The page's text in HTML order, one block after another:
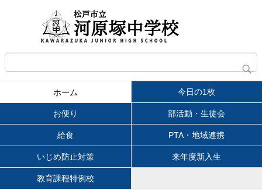
ホーム 今日の1枚
お便り 部活動・生徒会
給食 PTA・地域連携
いじめ防止対策 来年度新入生
教育課程特例校